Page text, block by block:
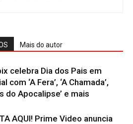
Mais do autor
celebra Dia dos Pais em
com ‘A Fera’, ‘A Chamada’,
do Apocalipse’ e mais
AQUI! Prime Video anuncia